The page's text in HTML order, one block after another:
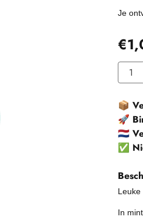
Je
€
Aantal
📦
🚀
🇳🇱
✅
Leuke
In